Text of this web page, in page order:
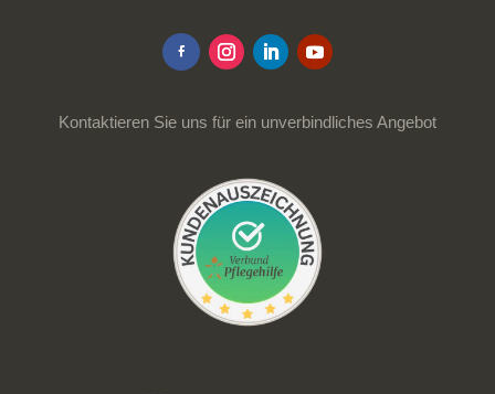
Kontaktieren Sie uns für ein unverbindliches Angebot